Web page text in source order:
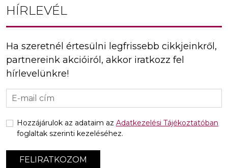
HÍRLEVÉL
Ha szeretnél értesülni legfrissebb cikkjeinkről,
partnereink akcióiról, akkor iratkozz fel
hírlevelünkre!
FELIRATKOZOM
Hozzájárulok az adataim az Adatkezelési Tájékoztatóban
foglaltak szerinti kezeléséhez.